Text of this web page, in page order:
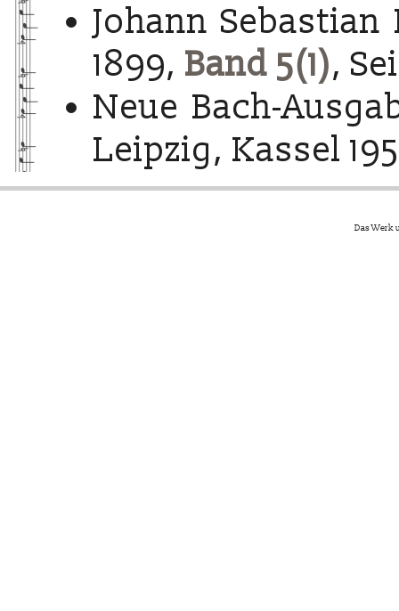
Johann Sebastian
1899, Band 5(1),
Neue Bach-
Leipzig, Kassel
Das Werk